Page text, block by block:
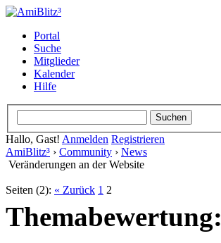
Portal
Suche
Mitglieder
Kalender
Hilfe
Hallo, Gast! Anmelden Registrieren
AmiBlitz³ › Community › News
Veränderungen an der Website
Seiten (2): « Zurück 1 2
Themabewertung: